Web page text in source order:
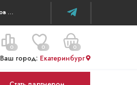
г. Екатеринбург, ул. Металлургов д 84 ТЦ WOW House
0 0 0
Ваш город: Екатеринбург